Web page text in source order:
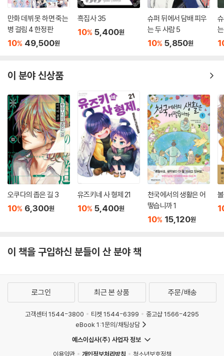
만화 데뷔 못 하면 죽는
병 걸림 4 한정판
10% 49,500원
흑집사 35
10% 5,400원
슈퍼 뒤에서 담배 피우
는 두 사람 5
10% 5,850원
이 분야 신상품
오쿠다의 좁은 길 3
10% 6,300원
유즈키네 사 형제 21
10% 5,400원
천국에서의 생활은 어
떻습니까 1
10% 15,120원
이 책을 구입하신 분들이 산 분야 책
로그인 최근 본 상품 주문/배송
고객센터 1544-3800 티켓 1544-6399
중고샵 1566-4295
eBook 1:1문의/채팅상담
예스이십사(주) 사업자 정보
이용약관
개인정보처리방침 청소년보호정책